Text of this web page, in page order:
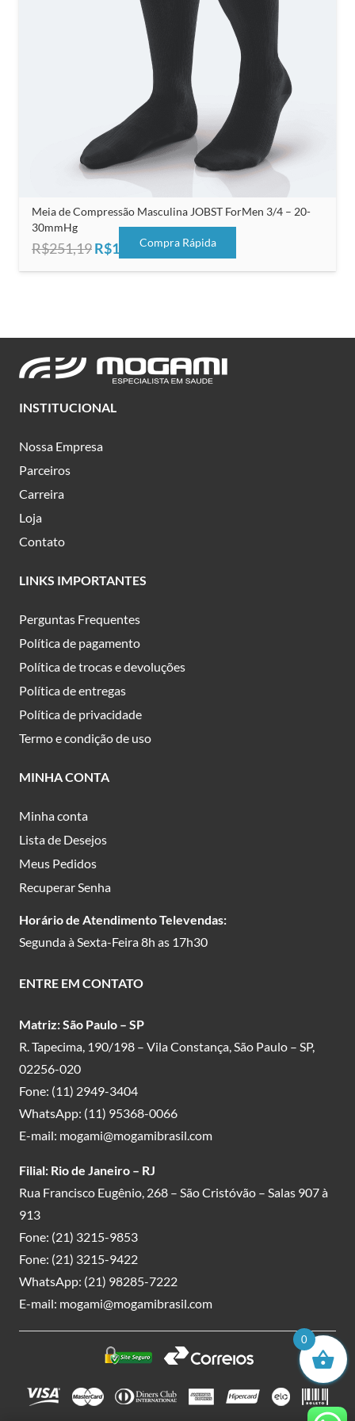
Meia de Compressão Masculina JOBST ForMen 3/4 – 20-
30mmHg
R$251,19O
R$125,00O
Compra Rápida
INSTITUCIONAL
Nossa Empresa
Parceiros
Carreira
Loja
Contato
LINKS IMPORTANTES
Perguntas Frequentes
Política de pagamento
Política de trocas e devoluções
Política de entregas
Política de privacidade
Termo e condição de uso
MINHA CONTA
Minha conta
Lista de Desejos
Meus Pedidos
Recuperar Senha
Horário de Atendimento Televendas:
Segunda à Sexta-Feira 8h as 17h30
ENTRE EM CONTATO
Matriz: São Paulo – SP
R. Tapecima, 190/198 – Vila Constança, São Paulo – SP,
02256-020
Fone: (11) 2949-3404
WhatsApp: (11) 95368-0066
E-mail: mogami@mogamibrasil.com
Filial: Rio de Janeiro – RJ
Rua Francisco Eugênio, 268 – São Cristóvão – Salas 907 à
913
Fone: (21) 3215-9853
Fone: (21) 3215-9422
WhatsApp: (21) 98285-7222
E-mail: mogami@mogamibrasil.com
0